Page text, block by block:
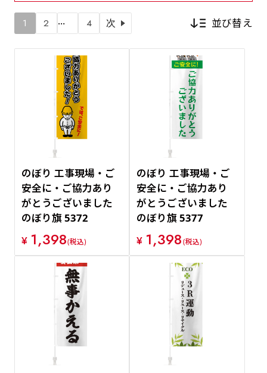
1 2 … 4 次 並び替え
新着順
価格が安い順
価格が高い順
のぼり 工事現場・ご
安全に・ご協力あり
がとうございました
のぼり旗 5372
¥ 1,398(税込)
のぼり 工事現場・ご
安全に・ご協力あり
がとうございました
のぼり旗 5377
¥ 1,398(税込)